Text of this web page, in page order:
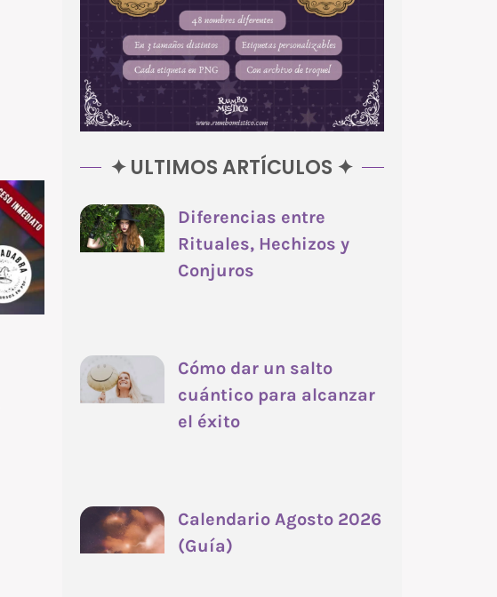
✦ ULTIMOS ARTÍCULOS ✦
Diferencias entre
Rituales, Hechizos y
Conjuros
Cómo dar un salto
cuántico para alcanzar
el éxito
Calendario Agosto 2026
(Guía)